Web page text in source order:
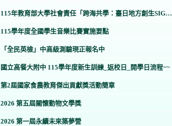
115年教育部大學社會責任「跨海共學：臺日地方創生SIG跨
115學年度全國學生音樂比賽實施要點
「全民英檢」中高級測驗現正報名中
國立高餐大附中 115學年度新生訓練_返校日_開學日流程~~
第2屆國家食農教育傑出貢獻獎活動簡章
2026 第五屆關懷動物文學獎
2026 第一屆永續未來築夢營